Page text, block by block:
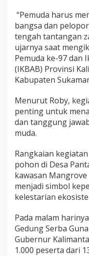
“Pemuda harus
bangsa dan
tengah tantangan
ujarnya saat
Pemuda ke-97 dan
(IKBAB) Provinsi
Kabupaten
Menurut Roby,
penting untuk
dan tanggung
muda.
Rangkaian
pohon di Desa
kawasan
menjadi simbol
kelestarian
Pada malam
Gedung Serba
Gubernur
1.000 peserta dari